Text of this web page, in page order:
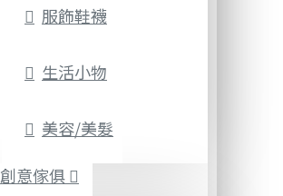
服飾鞋襪
生活小物
美容/美髮
創意傢俱